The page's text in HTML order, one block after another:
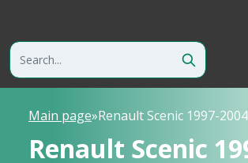
Main page»Renault Scenic 1997-2004
Renault Scenic